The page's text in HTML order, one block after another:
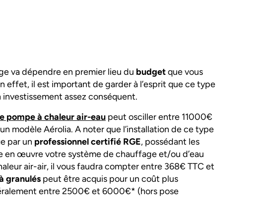
va dépendre en premier lieu du budgetque vous
effet, il est important de garder à l’esprit que ce type
assez conséquent.
pompe à chaleur air-eau peut osciller entre 11000€
modèle Aérolia. A noter que l’installation de ce type
par un professionnel certifié RGE, possédant les
œuvre votre système de chauffage et/ou d’eau
air-air, il vous faudra compter entre 368€ TTC et
granulés peut être acquis pour un coût plus
entre 2500€ et 6000€* (hors pose